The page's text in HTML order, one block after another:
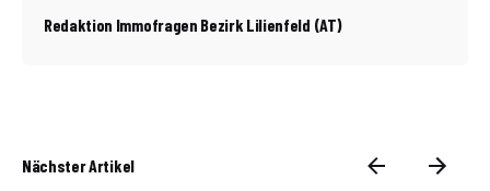
Redaktion Immofragen Bezirk Lilienfeld (AT)
Nächster Artikel